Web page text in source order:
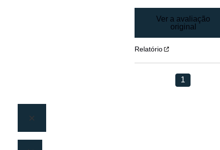
Ver a avaliação
original
Relatório
1